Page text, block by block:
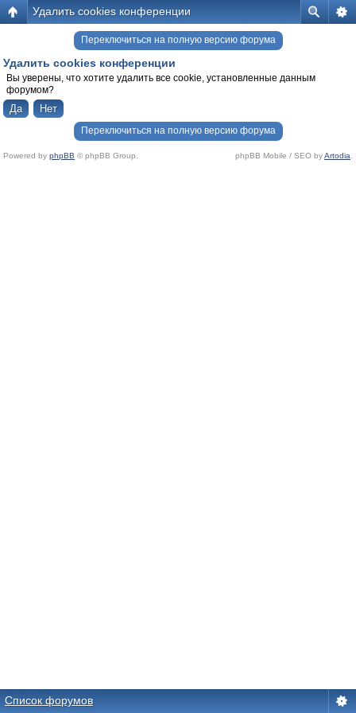
Удалить cookies конференции
Переключиться на полную версию форума
Удалить cookies конференции
Вы уверены, что хотите удалить все cookie, установленные данным
форумом?
Переключиться на полную версию форума
Powered by phpBB © phpBB Group. phpBB Mobile / SEO byArtodia
Список форумов